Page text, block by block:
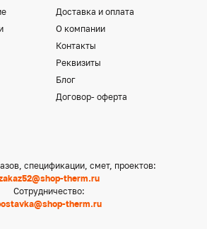
Доставка и оплата
О компании
Контакты
Реквизиты
Блог
Договор- оферта
спецификации, смет, проектов:
therm.ru
Сотрудничество:
therm.ru